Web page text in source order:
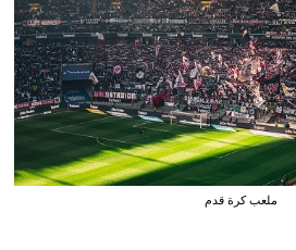
ديكور
أخبار
البرلمان
المغربي
ملعب كرة قدم